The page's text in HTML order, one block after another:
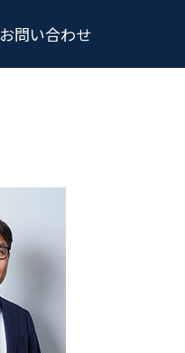
お問い合わせ